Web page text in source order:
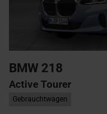
BMW 218
Active Tourer
Gebrauchtwagen